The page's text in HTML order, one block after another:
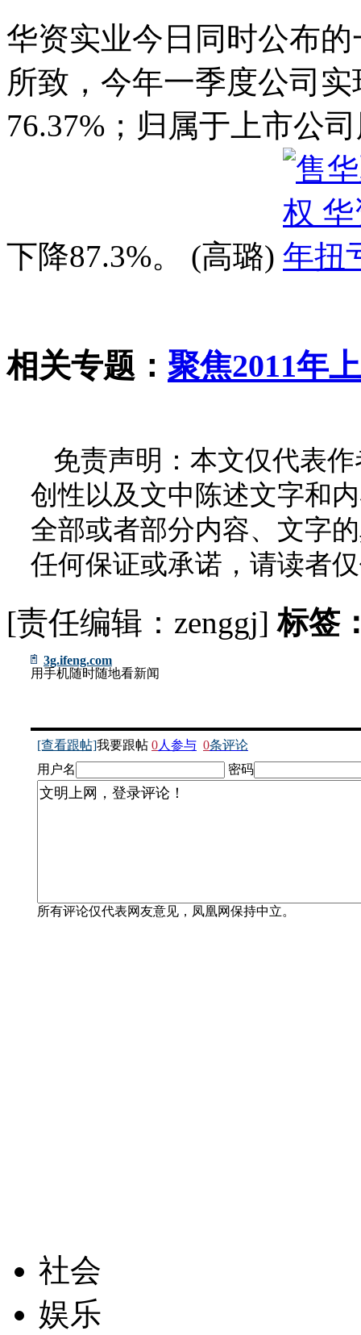
华资实业今日同时公布
所致，今年一季度公司
76.37%；归属于上市公
下降87.3%。 (高璐)
相关专题： 聚焦2011年
免责声明：本文仅代表
创性以及文中陈述文字和
全部或者部分内容、文字
任何保证或承诺，请读者
[责任编辑：zenggj]标签
3g.ifeng.com
用手机随时随地看新闻
[查看跟帖]我要跟帖 0人参与 0条评论
用户名
密码
所有评论仅代表网友意见，凤凰网保持中立。
社会
娱乐